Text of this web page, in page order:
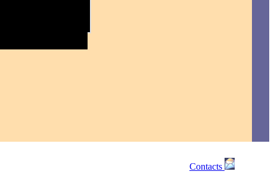
Contacts